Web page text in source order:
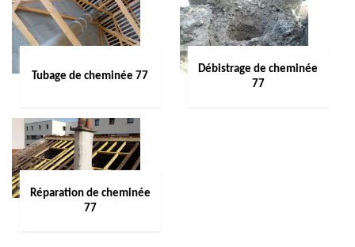
Tubage de cheminée 77
Débistrage de cheminée
77
Réparation de cheminée
77